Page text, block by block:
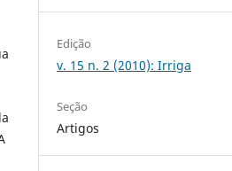
Edição
v. 15 n. 2 (2010): Irriga
Seção
Artigos